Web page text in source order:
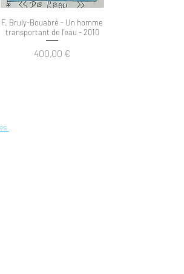
Aperçu rapide
F. Bruly-Bouabré - Un homme
transportant de l'eau - 2010
Prix
400,00 €